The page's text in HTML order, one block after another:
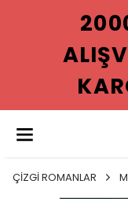
ÇİZGİ ROMANLAR